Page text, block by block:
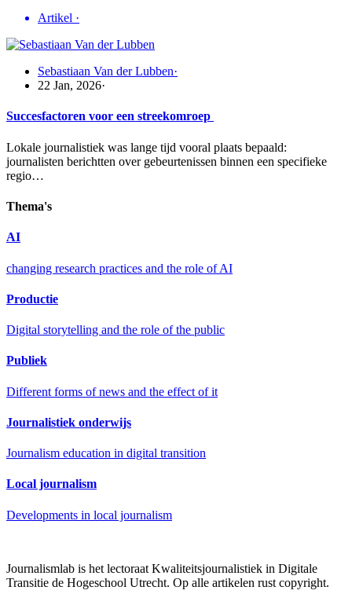
Artikel ·
Sebastiaan Van der Lubben·
22 Jan, 2026·
Succesfactoren voor een streekomroep
Lokale journalistiek was lange tijd vooral plaats bepaald:
journalisten berichtten over gebeurtenissen binnen een specifieke
regio…
Thema's
AI
changing research practices and the role of AI
Productie
Digital storytelling and the role of the public
Publiek
Different forms of news and the effect of it
Journalistiek onderwijs
Journalism education in digital transition
Local journalism
Developments in local journalism
Journalismlab is het lectoraat Kwaliteitsjournalistiek in Digitale
Transitie de Hogeschool Utrecht. Op alle artikelen rust copyright.